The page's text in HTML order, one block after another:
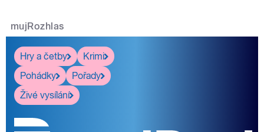
mujRozhlas
Hry a četby
Krimi
Pohádky
Pořady
Živé vysílání